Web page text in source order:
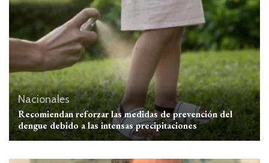
Nacionales
Recomiendan reforzar las medidas de prevención del
dengue debido a las intensas precipitaciones